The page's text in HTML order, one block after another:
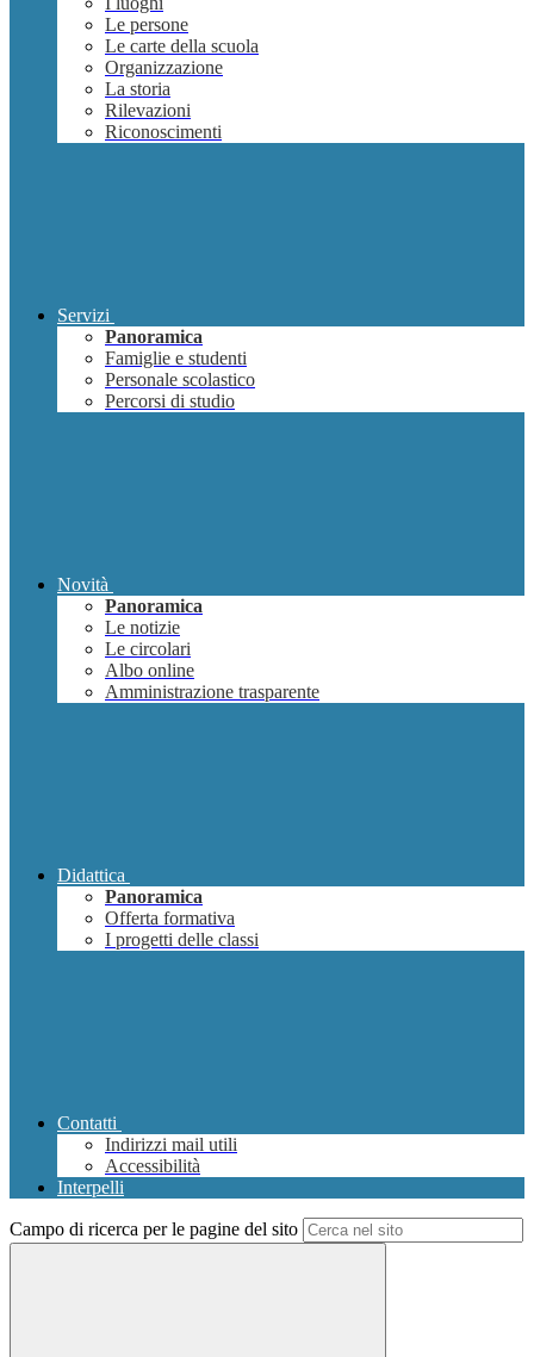
Le persone
Le carte della scuola
Organizzazione
La storia
Rilevazioni
Riconoscimenti
Servizi
Panoramica
Famiglie e studenti
Personale scolastico
Percorsi di studio
Novità
Panoramica
Le notizie
Le circolari
Albo online
Amministrazione trasparente
Didattica
Panoramica
Offerta formativa
I progetti delle classi
Contatti
Indirizzi mail utili
Accessibilità
Interpelli
Campo di ricerca per le pagine del sito